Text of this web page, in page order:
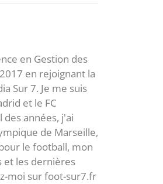
en Gestion des
en rejoignant la
Sur 7. Je me suis
et le FC
années, j'ai
de Marseille,
le football, mon
et les dernières
moi sur foot-sur7.fr